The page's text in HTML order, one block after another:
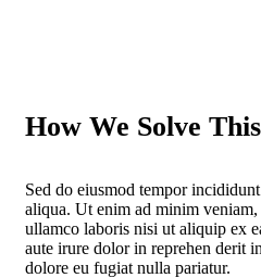
How We Solve
Sed do eiusmod tempor
aliqua. Ut enim ad minim
ullamco laboris nisi ut aliquip ex
aute irure dolor in reprehen derit
dolore eu fugiat nulla pariatur.